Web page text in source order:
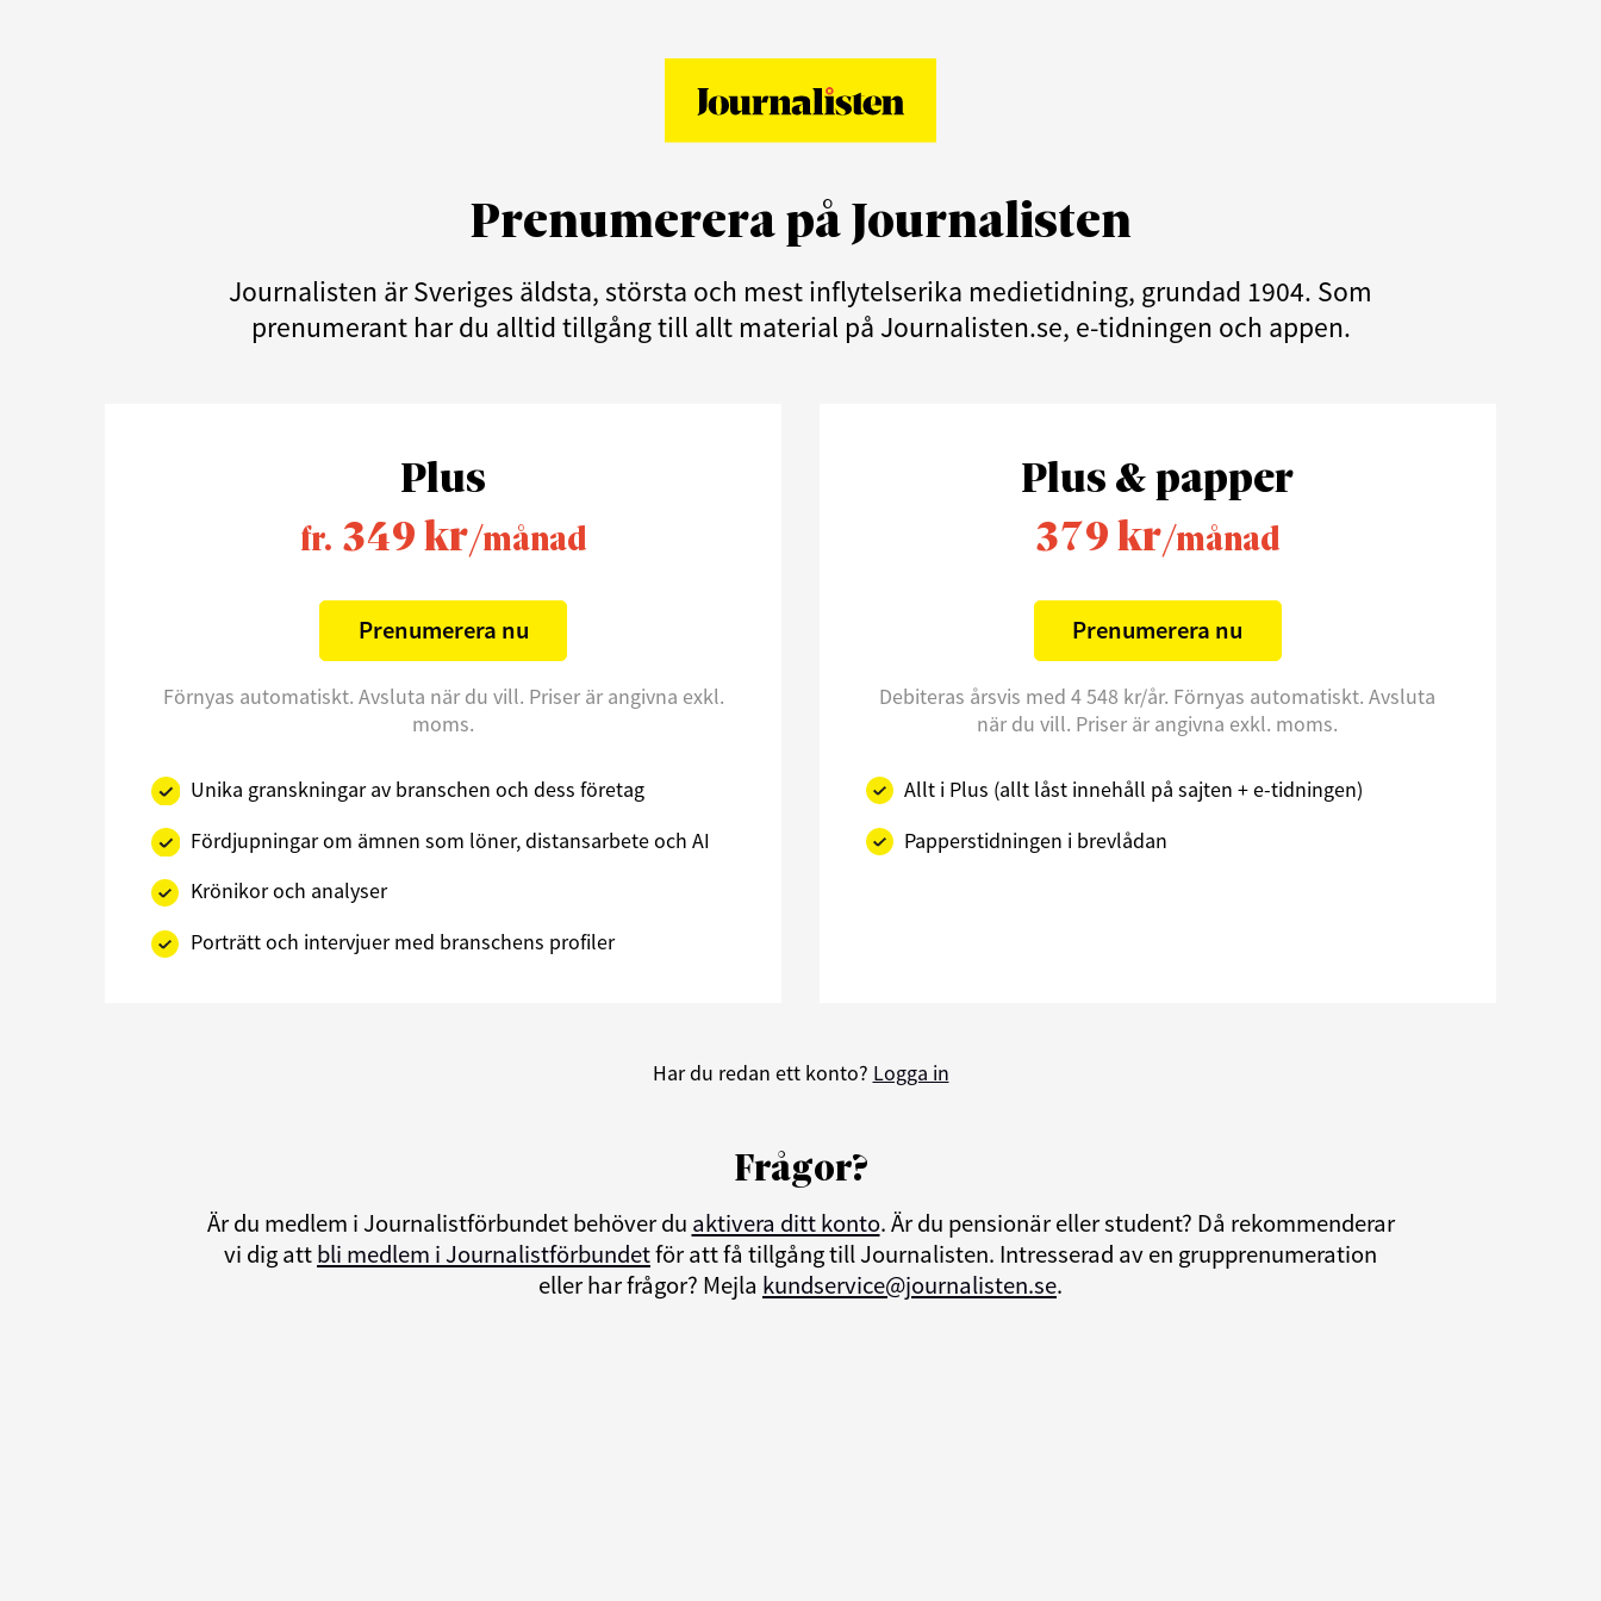
Prenumerera på Journalisten
Journalisten är Sveriges äldsta, största och mest inflytelserika medietidning, grundad 1904. Som
prenumerant har du alltid tillgång till allt material på Journalisten.se, e-tidningen och appen.
Plus
fr. 349 kr/månad
Prenumerera nu
Förnyas automatiskt. Avsluta när du vill. Priser är angivna exkl.
moms.
Unika granskningar av branschen och dess företag
Fördjupningar om ämnen som löner, distansarbete och AI
Krönikor och analyser
Porträtt och intervjuer med branschens profiler
Plus & papper
379 kr/månad
Prenumerera nu
Debiteras årsvis med 4 548 kr/år. Förnyas automatiskt. Avsluta
när du vill. Priser är angivna exkl. moms.
Allt i Plus (allt låst innehåll på sajten + e-tidningen)
Papperstidningen i brevlådan
Har du redan ett konto? Logga in
Frågor?
Är du medlem i Journalistförbundet behöver du aktivera ditt konto. Är du pensionär eller student? Då rekommenderar
vi dig attbli medlem i Journalistförbundetför att få tillgång till Journalisten. Intresserad av en grupprenumeration
eller har frågor? Mejla kundservice@journalisten.se.